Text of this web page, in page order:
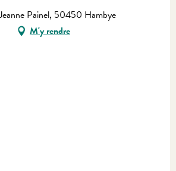
Painel, 50450 Hambye
M'y rendre